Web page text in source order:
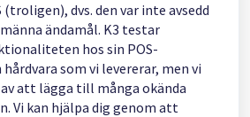
dvs. den var inte avsedd
ändamål. K3 testar
hos sin POS-
som vi levererar, men vi
att lägga till många okända
Vi kan hjälpa dig genom att